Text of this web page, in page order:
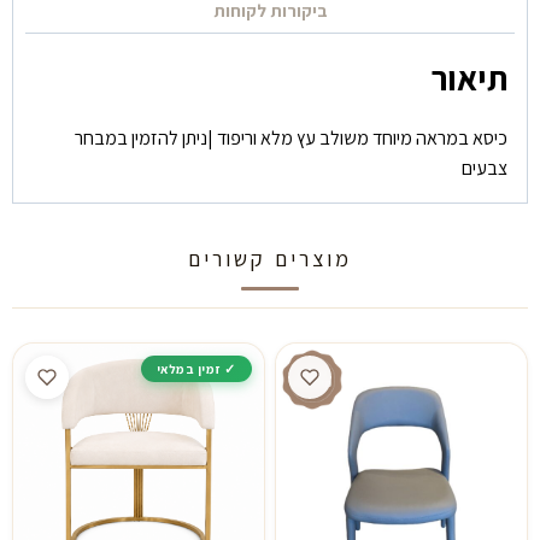
ביקורות לקוחות
תיאור
כיסא במראה מיוחד משולב עץ מלא וריפוד |ניתן להזמין במבחר
צבעים
מוצרים קשורים